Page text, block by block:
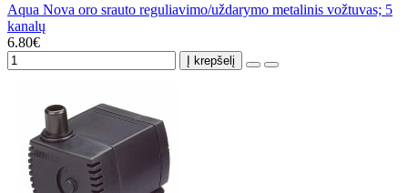
Aqua Nova oro srauto reguliavimo/uždarymo metalinis vožtuvas; 5
kanalų
6.80€
Į krepšelį